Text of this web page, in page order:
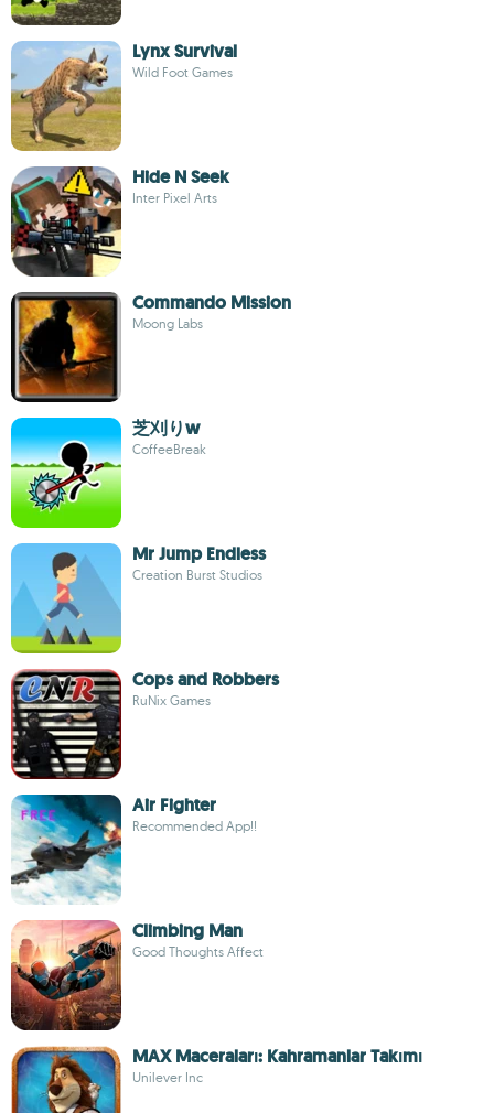
Lynx Survival
Wild Foot Games
Hide N Seek
Inter Pixel Arts
Commando Mission
Moong Labs
芝刈りw
CoffeeBreak
Mr Jump Endless
Creation Burst Studios
Cops and Robbers
RuNix Games
Air Fighter
Recommended App!!
Climbing Man
Good Thoughts Affect
MAX Maceraları: Kahramanlar Takımı
Unilever Inc